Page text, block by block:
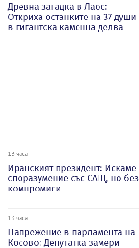
Древна загадка в Лаос:
Откриха останките на 37 души
в гигантска каменна делва
13 часа
Иранският президент: Искаме
споразумение със САЩ, но без
компромиси
13 часа
Напрежение в парламента на
Косово: Депутатка замери